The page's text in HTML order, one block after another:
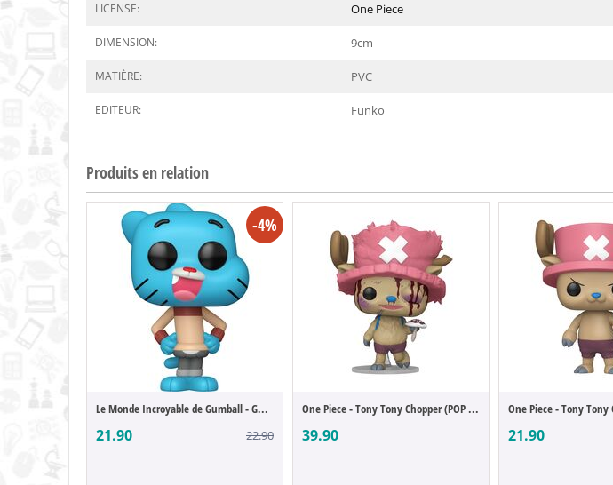
LICENSE: One Piece
DIMENSION: 9cm
MATIÈRE: PVC
EDITEUR: Funko
Produits en relation
-4%
Le Monde Incroyable de Gumball - Gumball ...
21.90 22.90
One Piece - Tony Tony Chopper (POP Figure)
39.90 21.90